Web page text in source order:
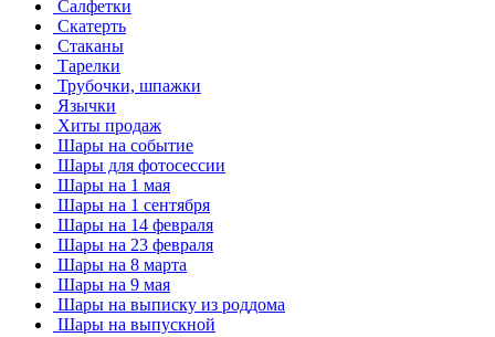
Салфетки
Скатерть
Стаканы
Тарелки
Трубочки, шпажки
Язычки
Хиты продаж
Шары на событие
Шары для фотосессии
Шары на 1 мая
Шары на 1 сентября
Шары на 14 февраля
Шары на 23 февраля
Шары на 8 марта
Шары на 9 мая
Шары на выписку из роддома
Шары на выпускной